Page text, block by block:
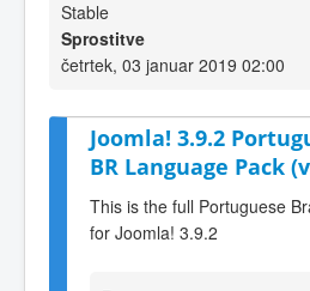
Stable
Sprostitve
četrtek, 03 januar 2019 02:00
Joomla! 3.9.2
BR Language Pack
This is the full Portuguese
for Joomla! 3.9.2